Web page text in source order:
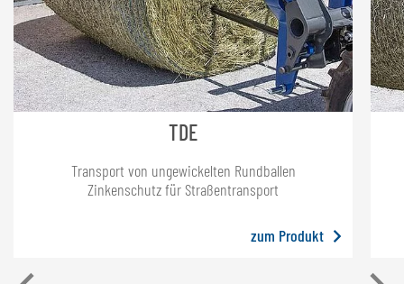
TDE
Transport von ungewickelten Rundballen
Zinkenschutz für Straßentransport
zum Produkt